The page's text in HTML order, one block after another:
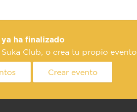
ha finalizado
Club, o crea tu propio evento.
Crear evento